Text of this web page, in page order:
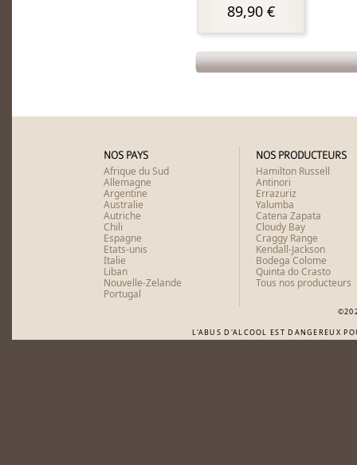
89,90 €
NOS PAYS
Afrique du Sud
Allemagne
Argentine
Australie
Autriche
Chili
Espagne
Etats-unis
Italie
Liban
Nouvelle-Zelande
Portugal
NOS PRODUCTEURS
Hamilton Russell
Antinori
Errazuriz
Yalumba
Catena Zapata
Cloudy Bay
Craggy Range
Kendall-Jackson
Bodega Colome
Quinta do Crasto
Tous nos producteurs
L'ABUS D'ALCOOL EST DANGEREUX